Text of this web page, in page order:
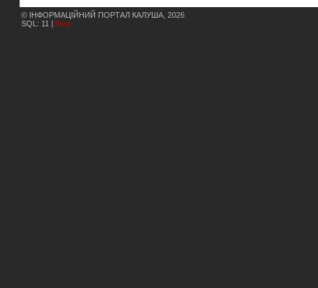
© ІНФОРМАЦІЙНИЙ ПОРТАЛ КАЛУША, 2026
SQL: 11 |
Вхід